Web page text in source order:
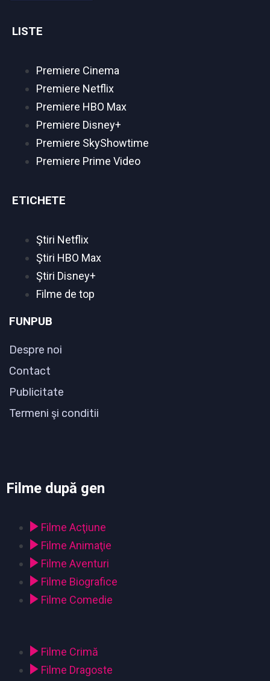
LISTE
Premiere Cinema
Premiere Netflix
Premiere HBO Max
Premiere Disney+
Premiere SkyShowtime
Premiere Prime Video
ETICHETE
Ştiri Netflix
Ştiri HBO Max
Ştiri Disney+
Filme de top
FUNPUB
Despre noi
Contact
Publicitate
Termeni şi conditii
Filme după gen
Filme Acţiune
Filme Animaţie
Filme Aventuri
Filme Biografice
Filme Comedie
Filme Crimă
Filme Dragoste